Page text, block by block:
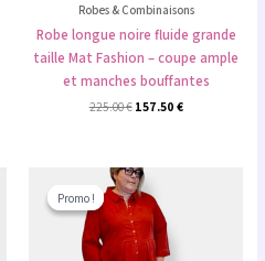
Robes & Combinaisons
Robe longue noire fluide grande
taille Mat Fashion – coupe ample
et manches bouffantes
225.00€ 157.50 €
Promo !
Promo !
Le
prix
initial
était :
133.00 €.